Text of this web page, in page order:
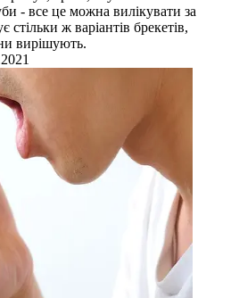
- все це можна вилікувати за
стільки ж варіантів брекетів,
вирішують.